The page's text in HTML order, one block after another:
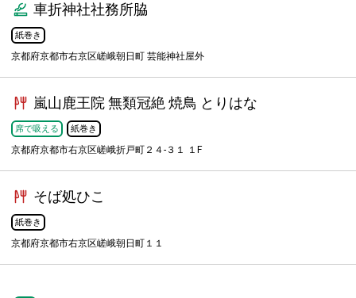
車折神社社務所脇
紙巻き
京都府京都市右京区嵯峨朝日町 芸能神社屋外
嵐山鹿王院 無類冠絶 焼鳥 とりはな
席で吸える 紙巻き
京都府京都市右京区嵯峨折戸町２４-３１ １F
そば処ひこ
紙巻き
京都府京都市右京区嵯峨朝日町１１